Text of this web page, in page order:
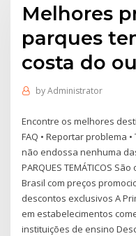
Melhores
parques
costa do
byAdministrator
Encontre os melhores
FAQ • Reportar problema
não endossa nenhuma
PARQUES TEMÁTICOS
Brasil com preços
descontos exclusivos A
em estabelecimentos
instituições de ensino